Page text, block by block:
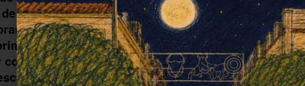
la Feria de la Boda, la séptima, que por
en la Plaza Real y calles aledañas del 2 al
contacto con los comerciantes, que se
ilusión un nuevo certamen, que
para sus negocios.